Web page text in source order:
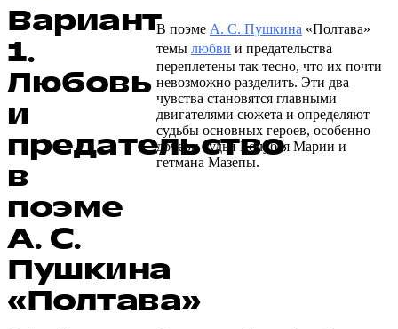
Вариант
1.
Любовь
и
предательство
в
поэме
А. С.
Пушкина
«Полтава»
В поэме А. С. Пушкина «Полтава»
темы любви и предательства
переплетены так тесно, что их почти
невозможно разделить. Эти два
чувства становятся главными
двигателями сюжета и определяют
судьбы основных героев, особенно
дочери судьи Кочубея Марии и
гетмана Мазепы.